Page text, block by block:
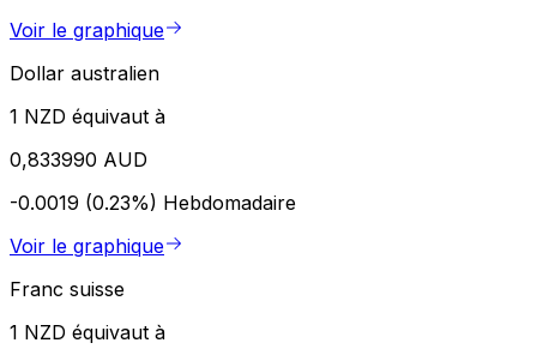
Voir le graphique
Dollar australien
1 NZD équivaut à
0,833990 AUD
-0.0019 (0.23%) Hebdomadaire
Voir le graphique
Franc suisse
1 NZD équivaut à